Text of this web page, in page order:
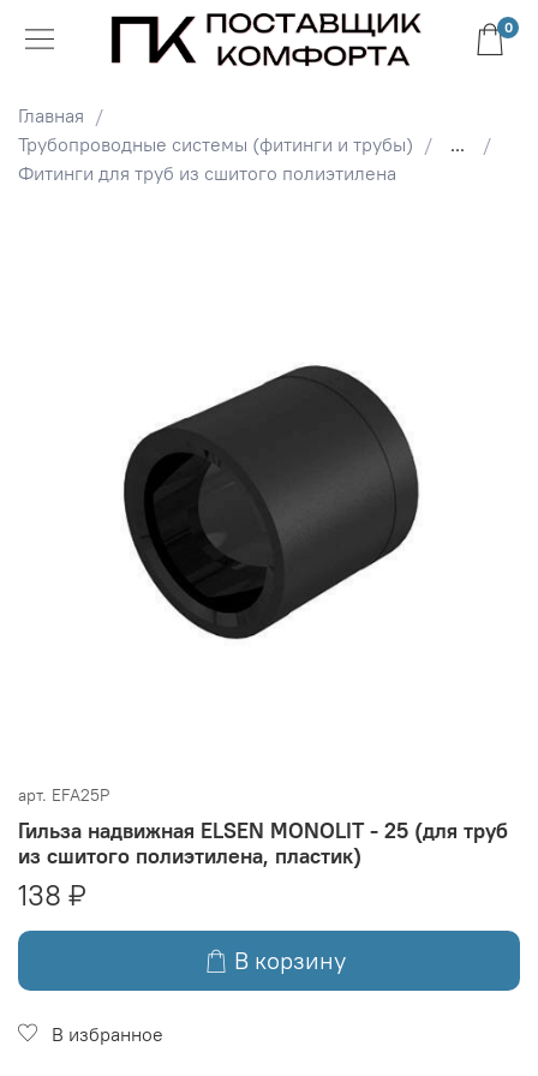
0
Главная
Трубопроводные системы (фитинги и трубы)
...
Фитинги для труб из сшитого полиэтилена
арт. EFA25P
Гильза надвижная ELSEN MONOLIT - 25 (для труб
из сшитого полиэтилена, пластик)
138 ₽
В корзину
В избранное